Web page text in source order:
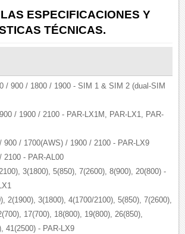
ESPECIFICACIONES Y
TÉCNICAS.
/ 900 / 1800 / 1900 - SIM 1 & SIM 2 (dual-SIM
/ 1900 / 2100 - PAR-LX1M, PAR-LX1, PAR-
900 / 1700(AWS) / 1900 / 2100 - PAR-LX9
2100 - PAR-AL00
3(1800), 5(850), 7(2600), 8(900), 20(800) -
2(1900), 3(1800), 4(1700/2100), 5(850), 7(2600),
17(700), 18(800), 19(800), 26(850),
41(2500) - PAR-LX9